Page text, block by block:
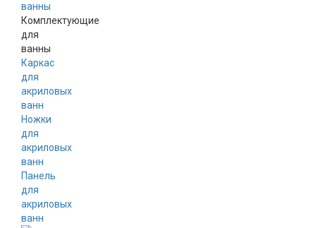
ванны
Комплектующие
для
ванны
Каркас
для
акриловых
ванн
Ножки
для
акриловых
ванн
Панель
для
акриловых
ванн